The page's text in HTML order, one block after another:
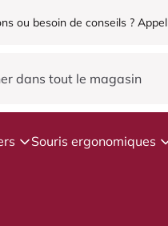
ou besoin de conseils ? Appel
Souris ergonomiques